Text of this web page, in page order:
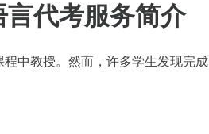
言代考服务简介
中教授。然而，许多学生发现完